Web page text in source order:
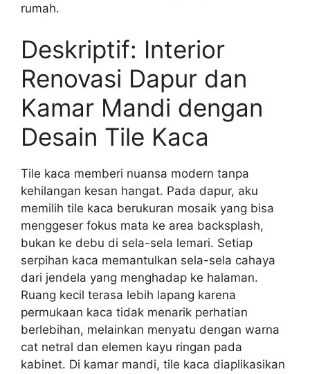
rumah.
Deskriptif: Interior
Renovasi Dapur dan
Kamar Mandi dengan
Desain Tile Kaca
Tile kaca memberi nuansa modern tanpa
kehilangan kesan hangat. Pada dapur, aku
memilih tile kaca berukuran mosaik yang bisa
menggeser fokus mata ke area backsplash,
bukan ke debu di sela-sela lemari. Setiap
serpihan kaca memantulkan sela-sela cahaya
dari jendela yang menghadap ke halaman.
Ruang kecil terasa lebih lapang karena
permukaan kaca tidak menarik perhatian
berlebihan, melainkan menyatu dengan warna
cat netral dan elemen kayu ringan pada
kabinet. Di kamar mandi, tile kaca diaplikasikan